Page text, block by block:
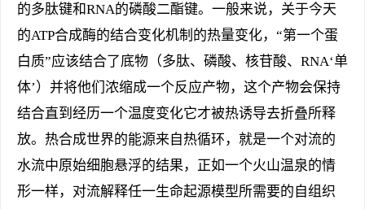
的多肽键和RNA的磷酸二酯键。一般来说，关于今天
的ATP合成酶的结合变化机制的热量变化，“第一个蛋
白质”应该结合了底物（多肽、磷酸、核苷酸、RNA‘单
体’）并将他们浓缩成一个反应产物，这个产物会保持
结合直到经历一个温度变化它才被热诱导去折叠所释
放。热合成世界的能源来自热循环，就是一个对流的
水流中原始细胞悬浮的结果，正如一个火山温泉的情
形一样，对流解释任一生命起源模型所需要的自组织